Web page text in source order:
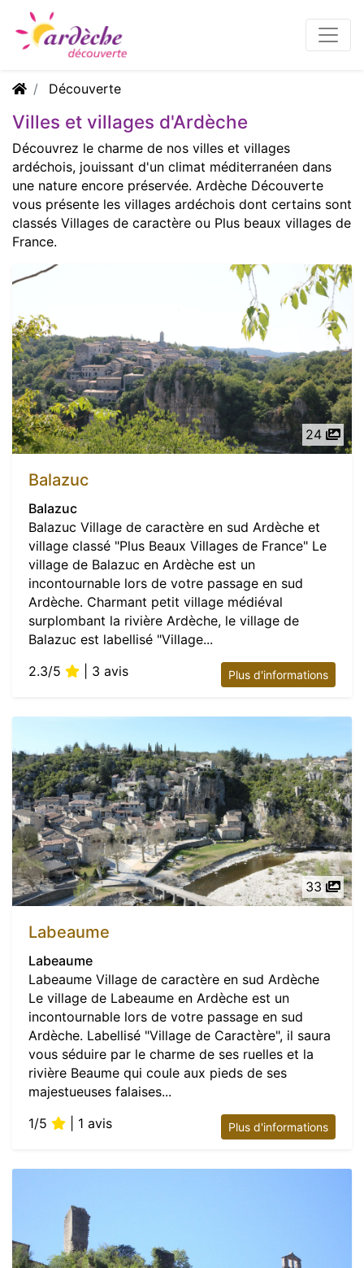
Découverte
Villes et villages d'Ardèche
Découvrez le charme de nos villes et villages
ardéchois, jouissant d'un climat méditerranéen dans
une nature encore préservée. Ardèche Découverte
vous présente les villages ardéchois dont certains sont
classés Villages de caractère ou Plus beaux villages de
France.
24
Balazuc
Balazuc
Balazuc Village de caractère en sud Ardèche et
village classé "Plus Beaux Villages de France" Le
village de Balazuc en Ardèche est un
incontournable lors de votre passage en sud
Ardèche. Charmant petit village médiéval
surplombant la rivière Ardèche, le village de
Balazuc est labellisé "Village...
2.3/5
| 3 avis Plus d'informations
33
Labeaume
Labeaume
Labeaume Village de caractère en sud Ardèche
Le village de Labeaume en Ardèche est un
incontournable lors de votre passage en sud
Ardèche. Labellisé "Village de Caractère", il saura
vous séduire par le charme de ses ruelles et la
rivière Beaume qui coule aux pieds de ses
majestueuses falaises...
1/5
| 1 avis Plus d'informations